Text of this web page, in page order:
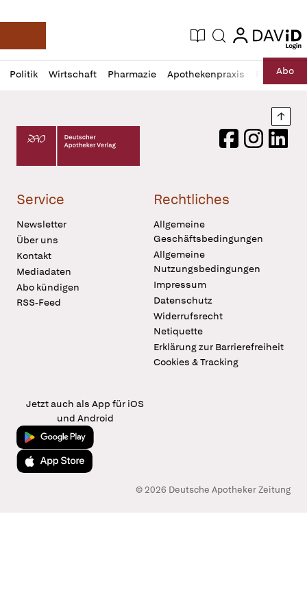
Deutsche Apotheker Zeitung
Aktuelle Ausgabe
Suche login
login
Politik Wirtschaft Pharmazie Apothekenpraxis RechtAbo
Profil
öffnen
Daz
Pur
Deutscher Apotheker Verlag Logo
FacebookInstagram
Service
Newsletter
Über uns
Kontakt
Mediadaten
Abo kündigen
RSS-Feed
Rechtliches
Allgemeine
Geschäftsbedingungen
Allgemeine
Nutzungsbedingungen
Impressum
Datenschutz
Widerrufsrecht
Netiquette
Erklärung zur Barrierefreiheit
Cookies & Tracking
Jetzt auch als App für iOS
und Android
Jetzt bei Google Play
Laden im App Store
© 2026 Deutsche Apotheker Zeitung